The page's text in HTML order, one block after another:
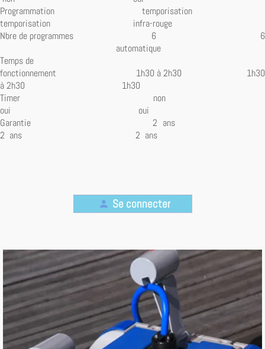
Programmation temporisation
temporisation infra-rouge
Nbre de programmes 6 6
automatique
Temps de
fonctionnement 1h30 à 2h30 1h30
à 2h30 1h30
Timer non
oui oui
Garantie 2 ans
2 ans 2 ans
person Se connecter